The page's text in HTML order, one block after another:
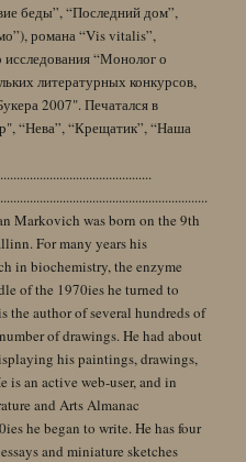
беды”, “Последний дом”,
романа “Vis vitalis”,
исследования “Монолог о
литературных конкурсов,
2007". Печатался в
“Нева”, “Крещатик”, “Наша
Markovich was born on the 9th
For many years his
in biochemistry, the enzyme
of the 1970ies he turned to
the author of several hundreds of
of drawings. He had about
his paintings, drawings,
is an active web-user, and in
and Arts Almanac
he began to write. He has four
and miniature sketches